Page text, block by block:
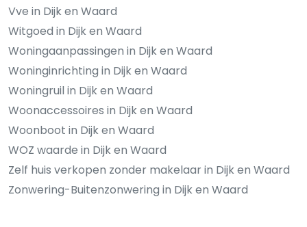
Vve in Dijk en Waard
Witgoed in Dijk en Waard
Woningaanpassingen in Dijk en Waard
Woninginrichting in Dijk en Waard
Woningruil in Dijk en Waard
Woonaccessoires in Dijk en Waard
Woonboot in Dijk en Waard
WOZ waarde in Dijk en Waard
Zelf huis verkopen zonder makelaar in Dijk en Waard
Zonwering-Buitenzonwering in Dijk en Waard